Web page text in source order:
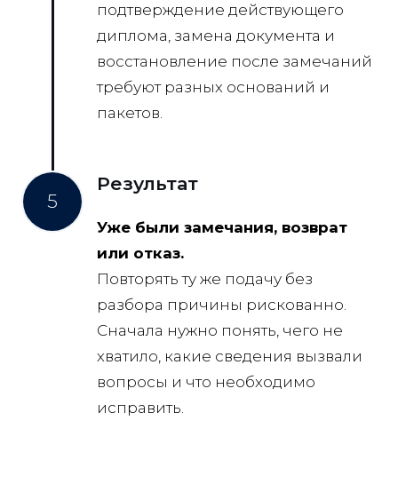
подтверждение действующего
диплома, замена документа и
восстановление после замечаний
требуют разных оснований и
пакетов.
5
Результат
Уже были замечания, возврат
или отказ.
Повторять ту же подачу без
разбора причины рискованно.
Сначала нужно понять, чего не
хватило, какие сведения вызвали
вопросы и что необходимо
исправить.